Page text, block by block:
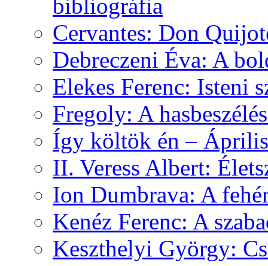
bibliográfia
Cervantes: Don
Debreczeni Éva: A
Elekes Ferenc: Isteni
Fregoly: A
Így költök én –
II. Veress Albert:
Ion Dumbrava: A
Kenéz Ferenc: A
Keszthelyi György: